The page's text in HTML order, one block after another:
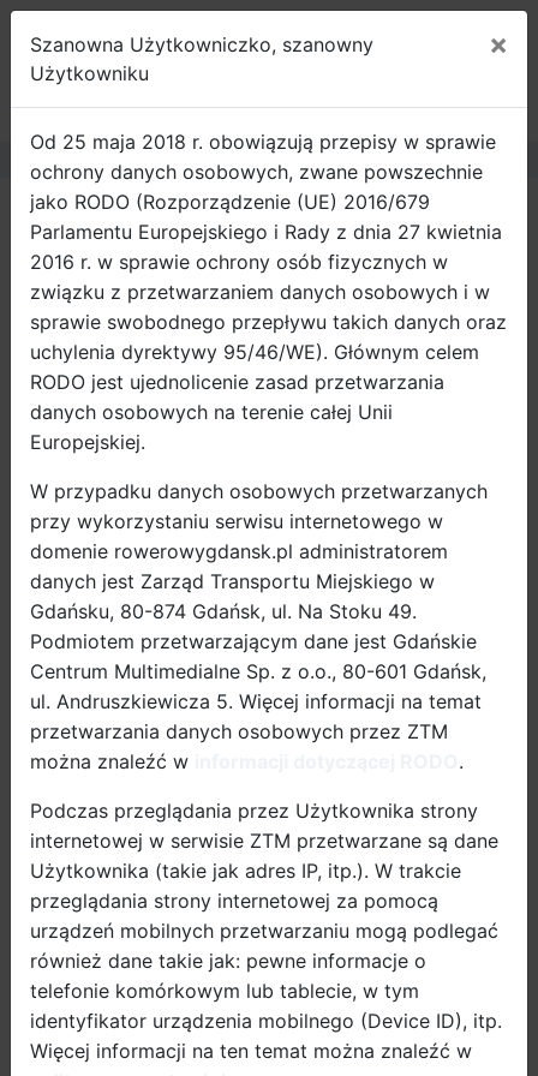
GDAŃSK
Strona główna Wiadomości
Pracodawca przyjazny mobilności
aktywnej
Pomorski oddział PGNiG zyskał miano
„Pracodawcy Przyjaznego Mobilności Aktywnej”.
Gala Konkursu, na której wręczono nagrodę
główną, odbyła się 7 września podczas III
Pomorski oddział PGNiG zyskał miano „Pracodawcy
Przyjaznego Mobilności Aktywnej”. Gala Konkursu, na
której wręczono nagrodę główną, odbyła się 7
września podczas III Kongresu Mobilności Aktywnej
w Gdańsku.
Nagrodę dla przyzjango pracodawcy wręczył
Szanowna Użytkowniczko, szanowny
Użytkowniku
×
Od 25 maja 2018 r. obowiązują przepisy w sprawie
ochrony danych osobowych, zwane powszechnie
jako RODO (Rozporządzenie (UE) 2016/679
Parlamentu Europejskiego i Rady z dnia 27 kwietnia
2016 r. w sprawie ochrony osób fizycznych w
związku z przetwarzaniem danych osobowych i w
sprawie swobodnego przepływu takich danych oraz
uchylenia dyrektywy 95/46/WE). Głównym celem
RODO jest ujednolicenie zasad przetwarzania
danych osobowych na terenie całej Unii
Europejskiej.
W przypadku danych osobowych przetwarzanych
przy wykorzystaniu serwisu internetowego w
domenie rowerowygdansk.pl administratorem
danych jest Zarząd Transportu Miejskiego w
Gdańsku, 80-874 Gdańsk, ul. Na Stoku 49.
Podmiotem przetwarzającym dane jest Gdańskie
Centrum Multimedialne Sp. z o.o., 80-601 Gdańsk,
ul. Andruszkiewicza 5. Więcej informacji na temat
przetwarzania danych osobowych przez ZTM
można znaleźć w
.
Podczas przeglądania przez Użytkownika strony
internetowej w serwisie ZTM przetwarzane są dane
Użytkownika (takie jak adres IP, itp.). W trakcie
przeglądania strony internetowej za pomocą
urządzeń mobilnych przetwarzaniu mogą podlegać
również dane takie jak: pewne informacje o
telefonie komórkowym lub tablecie, w tym
identyfikator urządzenia mobilnego (Device ID), itp.
Więcej informacji na ten temat można znaleźć w